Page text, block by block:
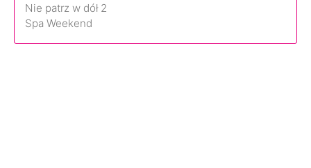
Nie patrz w dół 2
Spa Weekend